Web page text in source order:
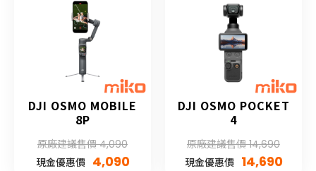
DJI OSMO MOBILE
8P
原廠建議售價 4,090
現金優惠價 4,090
DJI OSMO POCKET
4
原廠建議售價 14,690
現金優惠價 14,690